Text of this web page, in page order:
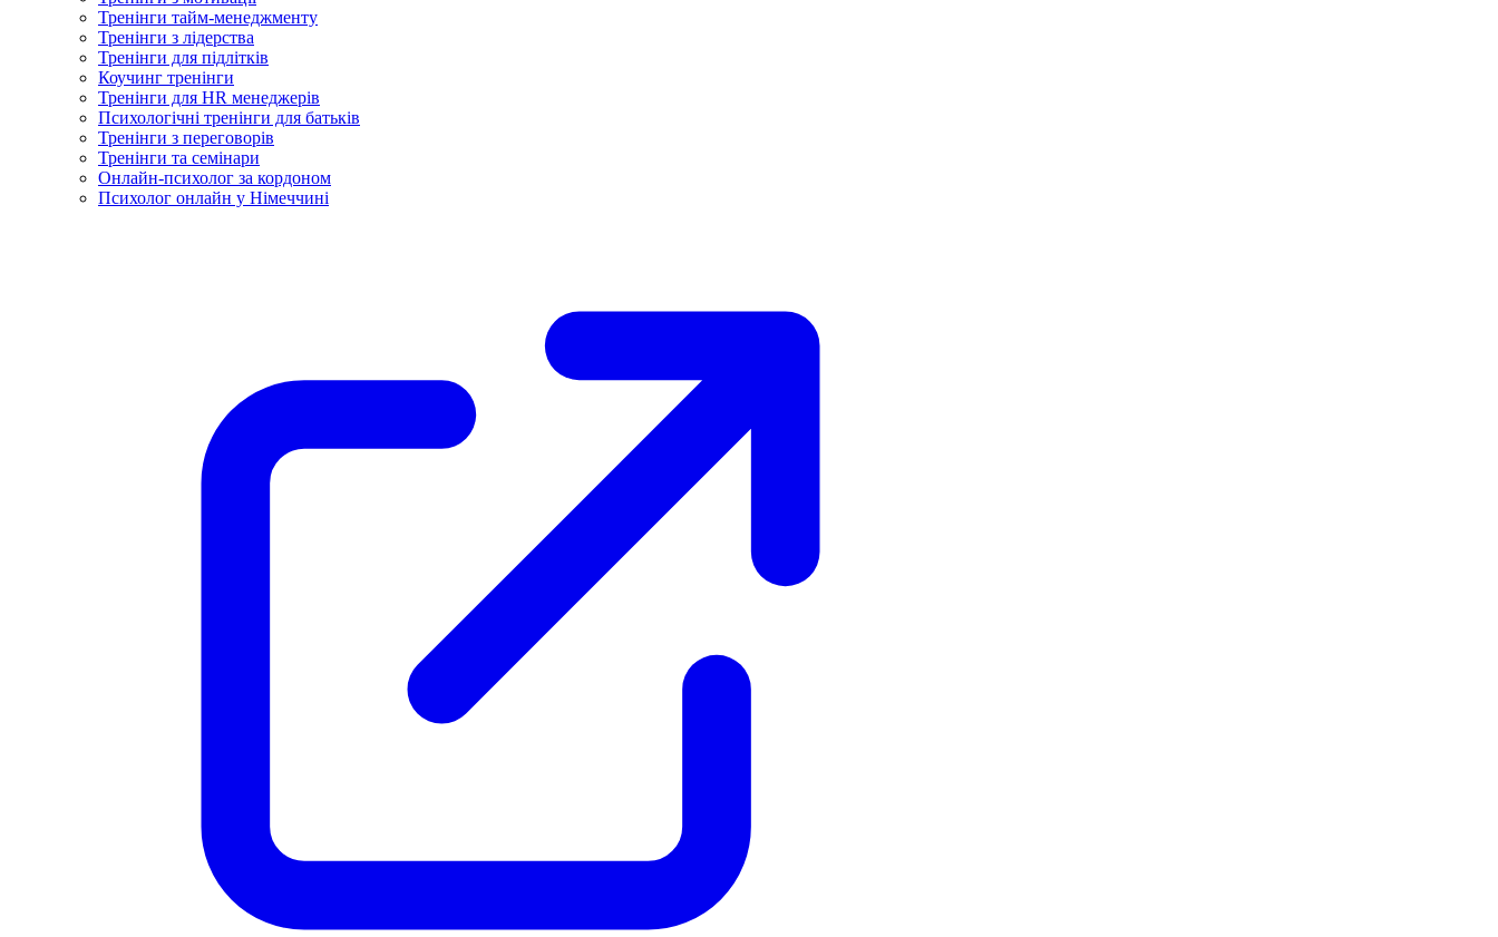
Тренінги тайм-менеджменту
Тренінги з лідерства
Тренінги для підлітків
Коучинг тренінги
Тренінги для HR менеджерів
Психологічні тренінги для батьків
Тренінги з переговорів
Тренінги та семінари
Онлайн-психолог за кордоном
Психолог онлайн у Німеччині